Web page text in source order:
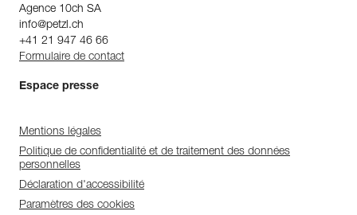
Agence 10ch SA
info@petzl.ch
+41 21 947 46 66
Formulaire de contact
Espace presse
Mentions légales
Politique de confidentialité et de traitement des données
personnelles
Déclaration d'accessibilité
Paramètres des cookies